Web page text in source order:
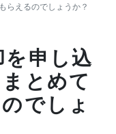
らえるのでしょうか？
申し込
とめて
でしょ